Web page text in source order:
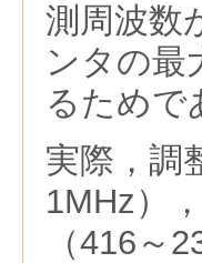
測周波数
ンタの最
るためで
実際，調
1MHz）
（416～